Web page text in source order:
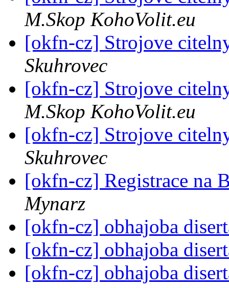
M.Skop KohoVolit.eu
[okfn-cz] Strojove
Skuhrovec
[okfn-cz] Strojove
M.Skop KohoVolit.eu
[okfn-cz] Strojove
Skuhrovec
[okfn-cz] Registrace na
Mynarz
[okfn-cz] obhajoba
[okfn-cz] obhajoba
[okfn-cz] obhajoba